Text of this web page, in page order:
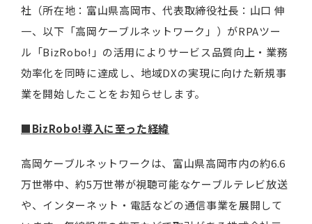
社（所在地：富山県高岡市、代表取締役社長：山口 伸
一、以下「高岡ケーブルネットワーク」）がRPAツー
ル「BizRobo!」の活用によりサービス品質向上・業務
効率化を同時に達成し、地域DXの実現に向けた新規事
業を開始したことをお知らせします。
■BizRobo!導入に至った経緯
高岡ケーブルネットワークは、富山県高岡市内の約6.6
万世帯中、約5万世帯が視聴可能なケーブルテレビ放送
や、インターネット・電話などの通信事業を展開して